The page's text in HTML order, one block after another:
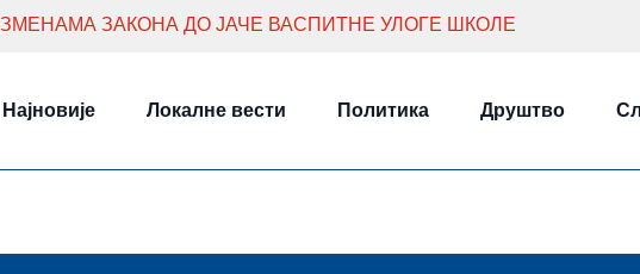
ЗАКОНА ДО ЈАЧЕ ВАСПИТНЕ УЛОГЕ ШКОЛЕ
Најновије Локалне вести Политика Друштво